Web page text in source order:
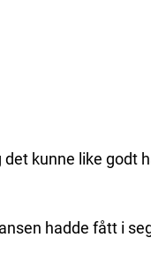
kunne like godt
hadde fått i